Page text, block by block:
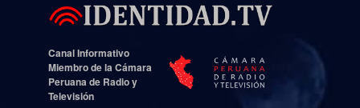
Canal Informativo
Miembro de la Cámara
Peruana de Radio y
Televisión